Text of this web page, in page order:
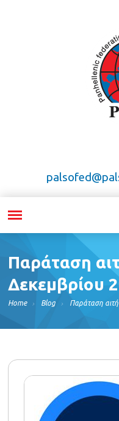
Παράταση
Δεκεμβρίου
Home Blog Παράταση